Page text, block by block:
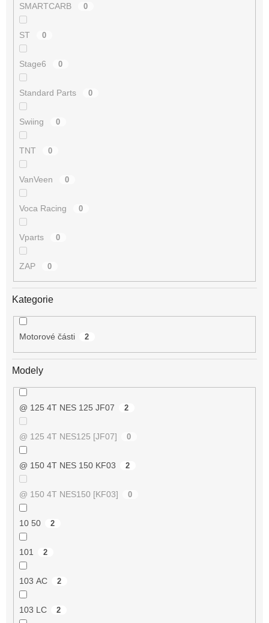
SMARTCARB 0
ST 0
Stage6 0
Standard Parts 0
Swiing 0
TNT 0
VanVeen 0
Voca Racing 0
Vparts 0
ZAP 0
Kategorie
Motorové části 2
Modely
@ 125 4T NES 125 JF07 2
@ 125 4T NES125 [JF07] 0
@ 150 4T NES 150 KF03 2
@ 150 4T NES150 [KF03] 0
10 50 2
101 2
103 AC 2
103 LC 2